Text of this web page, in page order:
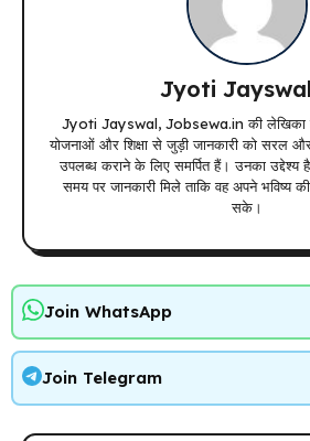
Jyoti Jayswal
Jyoti Jayswal, Jobsewa.in की लेखिका
योजनाओं और शिक्षा से जुड़ी जानकारी को सरल
उपलब्ध कराने के लिए समर्पित हैं। उनका उद्देश्य
समय पर जानकारी मिले ताकि वह अपने भविष्य
सके।
Join WhatsApp
Join Telegram